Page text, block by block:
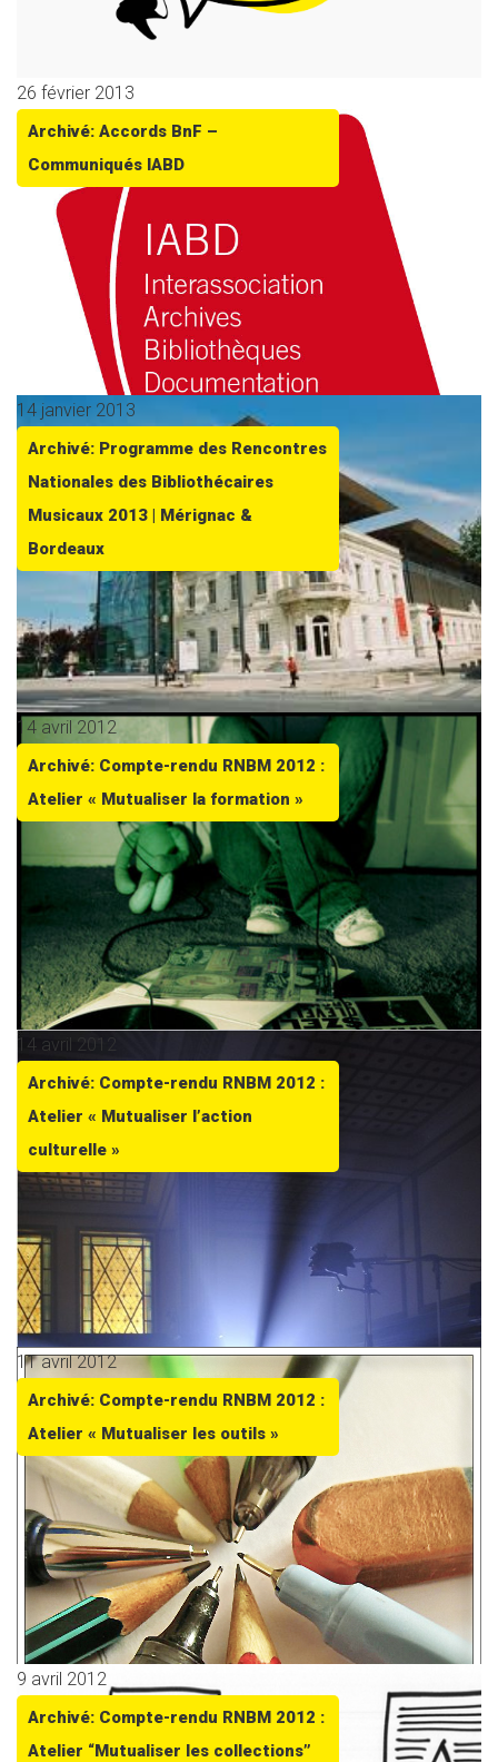
26 février 2013
Archivé: Accords BnF –
Communiqués IABD
14 janvier 2013
Archivé: Programme des Rencontres
Nationales des Bibliothécaires
Musicaux 2013 | Mérignac &
Bordeaux
14 avril 2012
Archivé: Compte-rendu RNBM 2012 :
Atelier « Mutualiser la formation »
14 avril 2012
Archivé: Compte-rendu RNBM 2012 :
Atelier « Mutualiser l’action
culturelle »
11 avril 2012
Archivé: Compte-rendu RNBM 2012 :
Atelier « Mutualiser les outils »
9 avril 2012
Archivé: Compte-rendu RNBM 2012 :
Atelier “Mutualiser les collections”